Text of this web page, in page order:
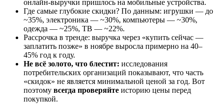
онлайн-выручки пришлось на мобильные устройства.
Где самые глубокие скидки? По данным: игрушки — до
~35%, электроника — ~30%, компьютеры — ~30%,
одежда — ~25%, ТВ — ~22%.
Рассрочка в тренде: выручка через «купить сейчас —
заплатить позже» в ноябре выросла примерно на 40–
45% год к году.
Не всё золото, что блестит: исследования
потребительских организаций показывают, что часть
«скидок» не является минимальной ценой за год. Вот
поэтому всегда проверяйте историю цены перед
покупкой.